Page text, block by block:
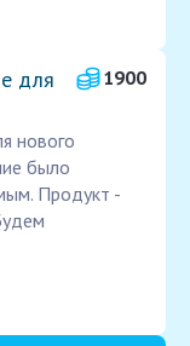
для
1900
нового
было
Продукт -